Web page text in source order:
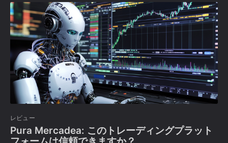
レビュー
Pura Mercadea: このトレーディングプラット